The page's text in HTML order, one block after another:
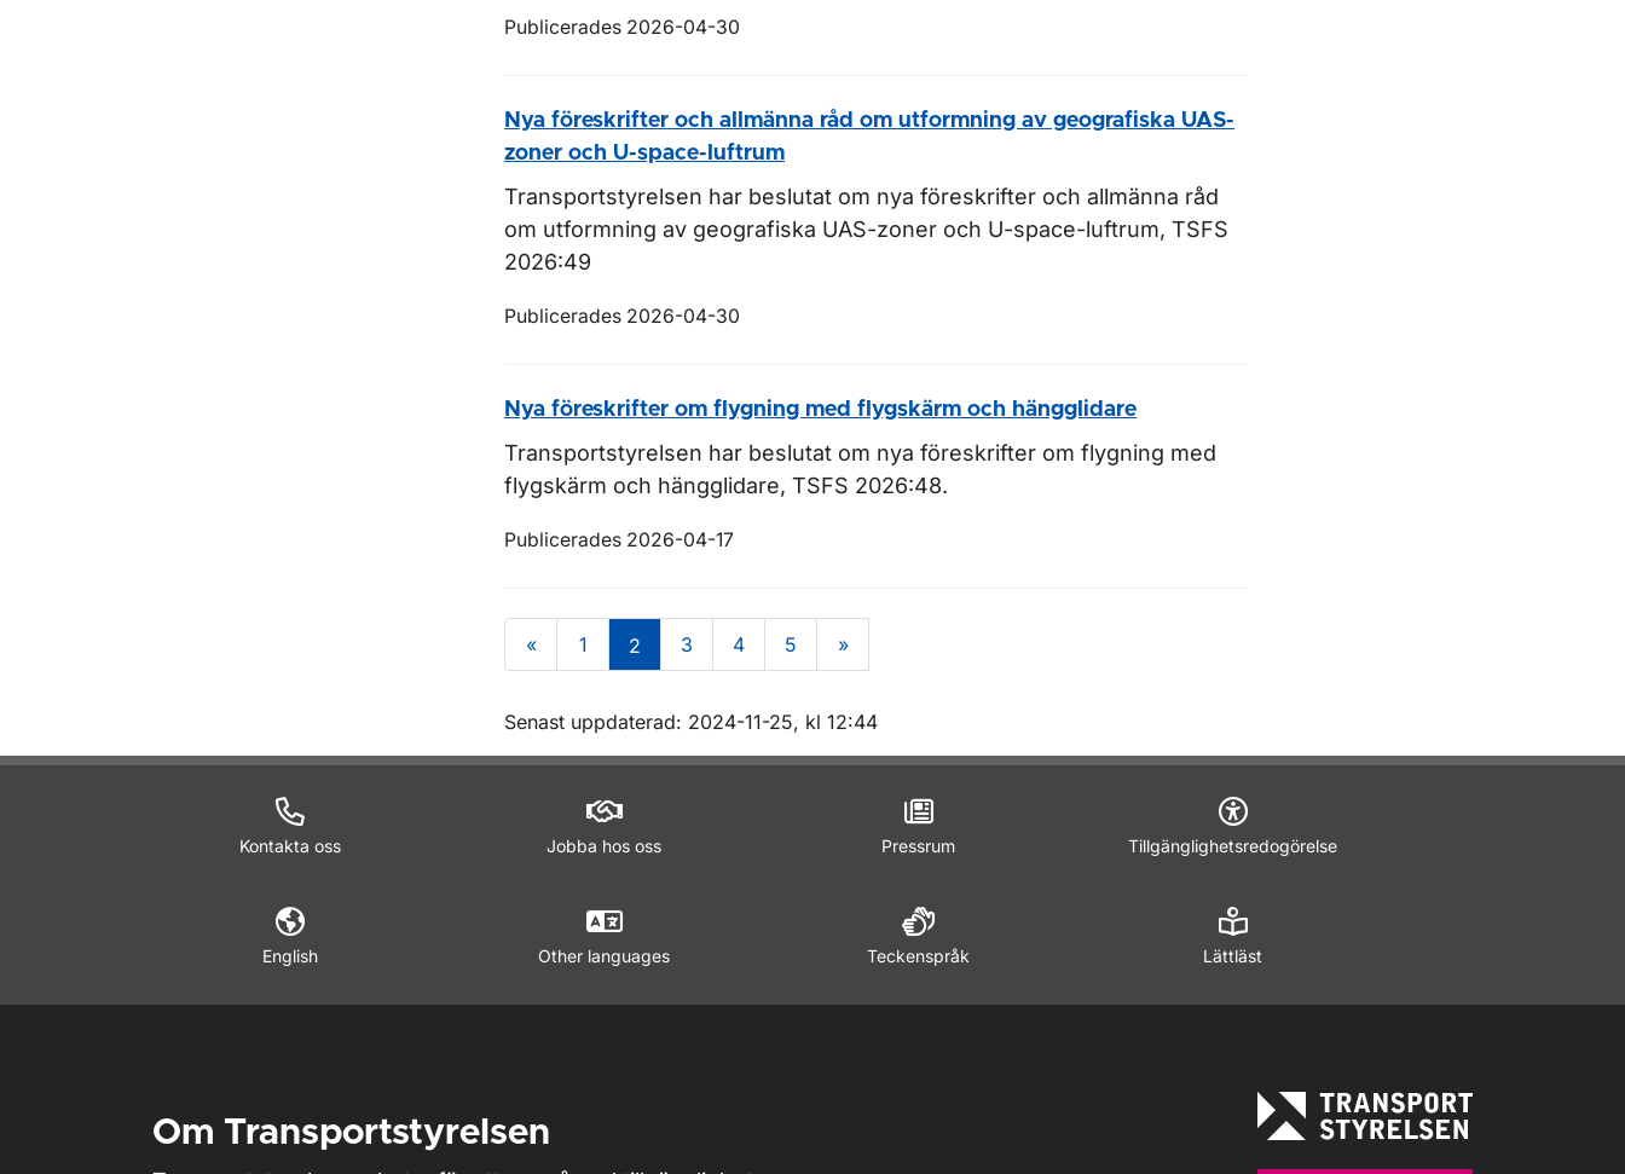
Publicerades 2026-04-30
Nya föreskrifter och allmänna råd om utformning av geografiska UAS-
zoner och U-space-luftrum
Transportstyrelsen har beslutat om nya föreskrifter och allmänna råd
om utformning av geografiska UAS-zoner och U-space-luftrum, TSFS
2026:49
Publicerades 2026-04-30
Nya föreskrifter om flygning med flygskärm och hängglidare
Transportstyrelsen har beslutat om nya föreskrifter om flygning med
flygskärm och hängglidare, TSFS 2026:48.
Publicerades 2026-04-17
« 1 2 3 4 5 »
Om sidan
Senast uppdaterad: 2024-11-25, kl 12:44
Kontakta oss Jobba hos oss Pressrum Tillgänglighetsredogörelse
English Other languages Teckenspråk Lättläst
Om Transportstyrelsen